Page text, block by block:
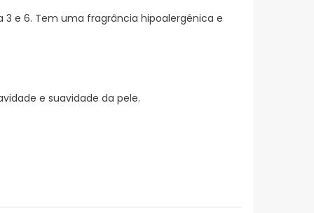
e 6. Tem uma fragrância hipoalergénica e
e suavidade da pele.